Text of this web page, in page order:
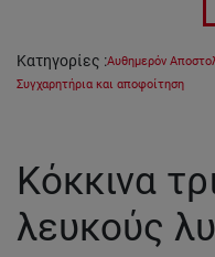
Κατηγορίες :Αυθημερόν
Συγχαρητήρια και αποφοίτηση
Κόκκινα
λευκούς